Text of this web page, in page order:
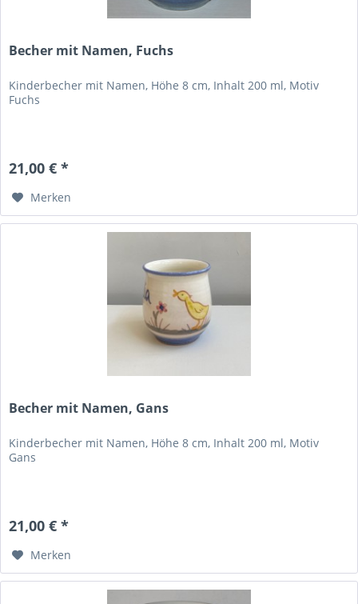
Becher mit Namen, Fuchs
Kinderbecher mit Namen, Höhe 8 cm, Inhalt 200 ml, Motiv
Fuchs
21,00 € *
Merken
Becher mit Namen, Gans
Kinderbecher mit Namen, Höhe 8 cm, Inhalt 200 ml, Motiv
Gans
21,00 € *
Merken